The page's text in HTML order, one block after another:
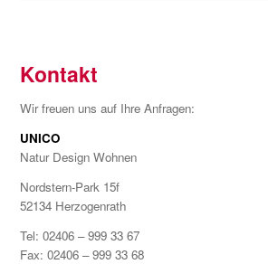
Kontakt
Wir freuen uns auf Ihre Anfragen:
UNICO
Natur Design Wohnen
Nordstern-Park 15f
52134 Herzogenrath
Tel: 02406 – 999 33 67
Fax: 02406 – 999 33 68